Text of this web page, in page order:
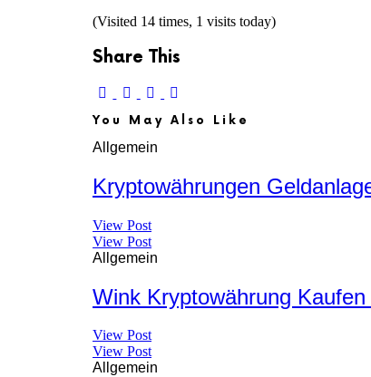
(Visited 14 times, 1 visits today)
Share This
You May Also Like
Allgemein
Kryptowährungen
View Post
View Post
Allgemein
Wink Kryptowährung
View Post
View Post
Allgemein